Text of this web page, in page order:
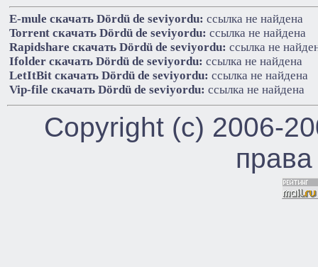
E-mule cкачать Dördü de seviyordu: ссылка не найдена
Torrent cкачать Dördü de seviyordu: ссылка не найдена
Rapidshare cкачать Dördü de seviyordu: ссылка не
Ifolder cкачать Dördü de seviyordu: ссылка не найдена
LetItBit cкачать Dördü de seviyordu: ссылка не найдена
Vip-file cкачать Dördü de seviyordu: ссылка не найдена
Copyright (c) 2006-